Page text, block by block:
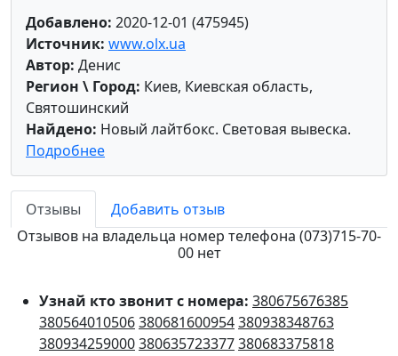
Добавлено: 2020-12-01 (475945)
Источник: www.olx.ua
Автор: Денис
Регион \ Город: Киев, Киевская область,
Святошинский
Найдено: Новый лайтбокс. Световая вывеска.
Подробнее
Отзывы
Добавить отзыв
Отзывов на владельца номер телефона (073)715-70-
00 нет
Узнай кто звонит с номера: 380675676385
380564010506380681600954380938348763
380934259000380635723377380683375818